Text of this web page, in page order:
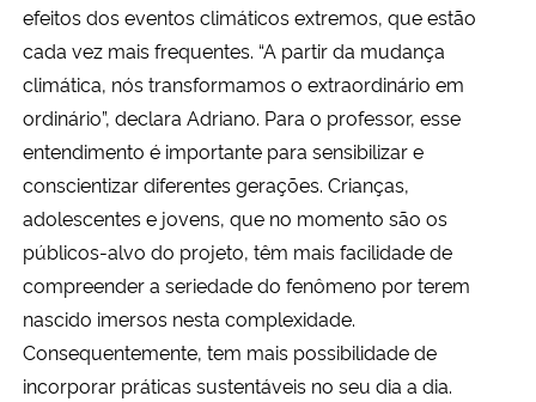
efeitos dos eventos climáticos extremos, que estão
cada vez mais frequentes. “A partir da mudança
climática, nós transformamos o extraordinário em
ordinário”, declara Adriano. Para o professor, esse
entendimento é importante para sensibilizar e
conscientizar diferentes gerações. Crianças,
adolescentes e jovens, que no momento são os
públicos-alvo do projeto, têm mais facilidade de
compreender a seriedade do fenômeno por terem
nascido imersos nesta complexidade.
Consequentemente, tem mais possibilidade de
incorporar práticas sustentáveis no seu dia a dia.